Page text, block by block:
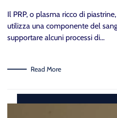
Il PRP, o plasma ricco di
utilizza una componente del
supportare alcuni processi di…
Read More